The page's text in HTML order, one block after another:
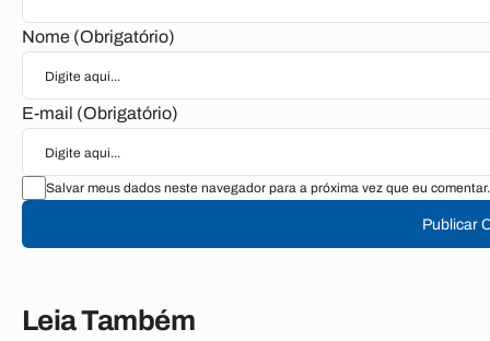
Nome (Obrigatório)
E-mail (Obrigatório)
Salvar meus dados neste navegador para a próxima vez que eu comentar.
Publicar
Leia Também